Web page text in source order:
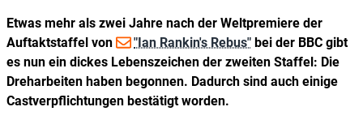
Etwas mehr als zwei Jahre nach der Weltpremiere der
Auftaktstaffel von
"Ian Rankin's Rebus" bei der BBC gibt
es nun ein dickes Lebenszeichen der zweiten Staffel: Die
Dreharbeiten haben begonnen. Dadurch sind auch einige
Castverpflichtungen bestätigt worden.